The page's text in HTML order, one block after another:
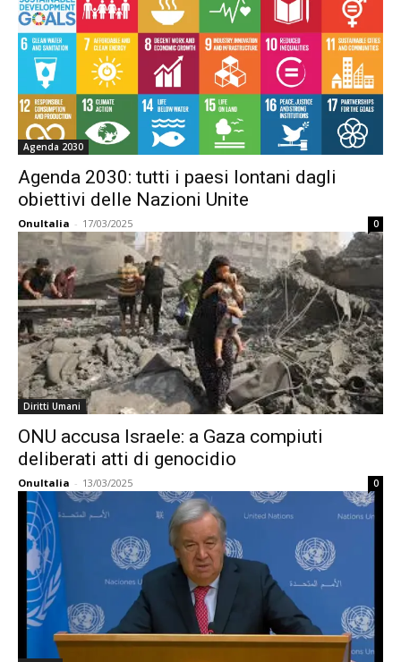
Agenda 2030
Agenda 2030: tutti i paesi lontani dagli
obiettivi delle Nazioni Unite
OnuItalia - 17/03/2025 0
Diritti Umani
ONU accusa Israele: a Gaza compiuti
deliberati atti di genocidio
OnuItalia - 13/03/2025 0